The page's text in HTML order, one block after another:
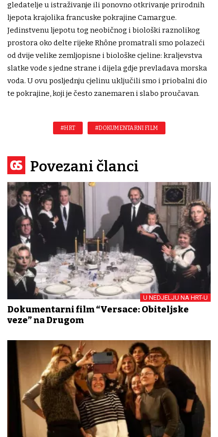
gledatelje u istraživanje ili ponovno otkrivanje prirodnih
ljepota krajolika francuske pokrajine Camargue.
Jedinstvenu ljepotu tog neobičnog i biološki raznolikog
prostora oko delte rijeke Rhône promatrali smo polazeći
od dvije velike zemljopisne i biološke cjeline: kraljevstva
slatke vode s jedne strane i dijela gdje prevladava morska
voda. U ovu posljednju cjelinu uključili smo i priobalni dio
te pokrajine, koji je često zanemaren i slabo proučavan.
#HRT #DOKUMENTARNI FILM
Povezani članci
U NEDJELJU NA HRT-U
Dokumentarni film “Versace: Obiteljske
veze” na Drugom